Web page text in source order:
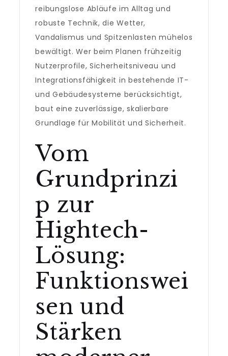
reibungslose Abläufe im Alltag und
robuste Technik, die Wetter,
Vandalismus und Spitzenlasten mühelos
bewältigt. Wer beim Planen frühzeitig
Nutzerprofile, Sicherheitsniveau und
Integrationsfähigkeit in bestehende IT-
und Gebäudesysteme berücksichtigt,
baut eine zuverlässige, skalierbare
Grundlage für Mobilität und Sicherheit.
Vom
Grundprinzi
p zur
Hightech-
Lösung:
Funktionswei
sen und
Stärken